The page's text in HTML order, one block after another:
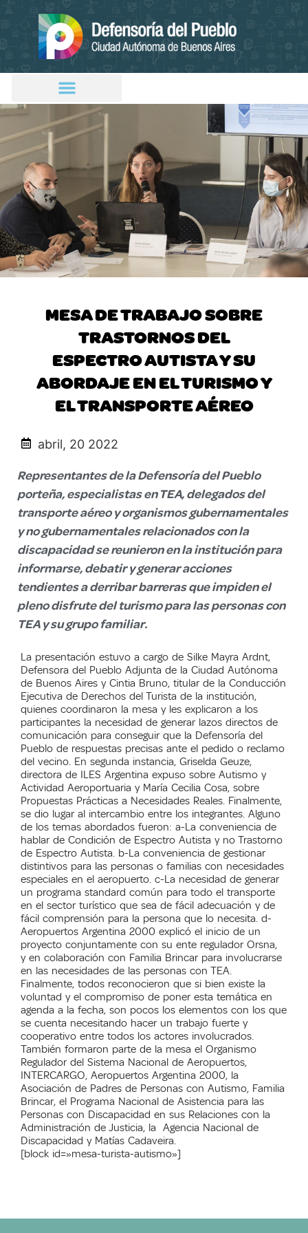
MESA DE TRABAJO SOBRE
TRASTORNOS DEL
ESPECTRO AUTISTA Y SU
ABORDAJE EN EL TURISMO Y
EL TRANSPORTE AÉREO
abril, 20 2022
Representantes de la Defensoría del Pueblo
porteña, especialistas en TEA, delegados del
transporte aéreo y organismos gubernamentales
y no gubernamentales relacionados con la
discapacidad se reunieron en la institución para
informarse, debatir y generar acciones
tendientes a derribar barreras que impiden el
pleno disfrute del turismo para las personas con
TEA y su grupo familiar.
La presentación estuvo a cargo de Silke Mayra Ardnt,
Defensora del Pueblo Adjunta de la Ciudad Autónoma
de Buenos Aires y Cintia Bruno, titular de la Conducción
Ejecutiva de Derechos del Turista de la institución,
quienes coordinaron la mesa y les explicaron a los
participantes la necesidad de generar lazos directos de
comunicación para conseguir que la Defensoría del
Pueblo de respuestas precisas ante el pedido o reclamo
del vecino. En segunda instancia, Griselda Geuze,
directora de ILES Argentina expuso sobre Autismo y
Actividad Aeroportuaria y María Cecilia Cosa, sobre
Propuestas Prácticas a Necesidades Reales. Finalmente,
se dio lugar al intercambio entre los integrantes. Alguno
de los temas abordados fueron: a-La conveniencia de
hablar de Condición de Espectro Autista y no Trastorno
de Espectro Autista. b-La conveniencia de gestionar
distintivos para las personas o familias con necesidades
especiales en el aeropuerto. c-La necesidad de generar
un programa standard común para todo el transporte
en el sector turístico que sea de fácil adecuación y de
fácil comprensión para la persona que lo necesita. d-
Aeropuertos Argentina 2000 explicó el inicio de un
proyecto conjuntamente con su ente regulador Orsna,
y en colaboración con Familia Brincar para involucrarse
en las necesidades de las personas con TEA.
Finalmente, todos reconocieron que si bien existe la
voluntad y el compromiso de poner esta temática en
agenda a la fecha, son pocos los elementos con los que
se cuenta necesitando hacer un trabajo fuerte y
cooperativo entre todos los actores involucrados.
También formaron parte de la mesa el Organismo
Regulador del Sistema Nacional de Aeropuertos,
INTERCARGO, Aeropuertos Argentina 2000, la
Asociación de Padres de Personas con Autismo, Familia
Brincar, el Programa Nacional de Asistencia para las
Personas con Discapacidad en sus Relaciones con la
Administración de Justicia, la Agencia Nacional de
Discapacidad y Matías Cadaveira.
[block id=»mesa-turista-autismo»]